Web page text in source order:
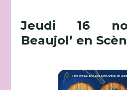
Jeudi 16
Beaujol’ en